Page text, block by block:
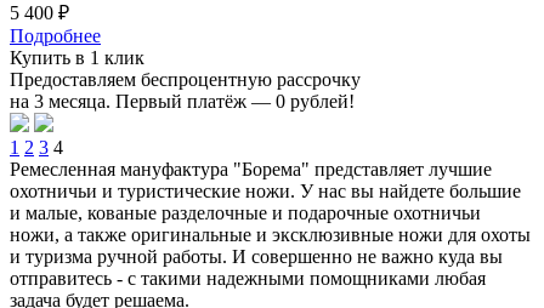
5 400 ₽
Подробнее
Купить в 1 клик
Предоставляем беспроцентную рассрочку
на 3 месяца. Первый платёж — 0 рублей!
1 2 3 4
Ремесленная мануфактура "Борема" представляет лучшие
охотничьи и туристические ножи. У нас вы найдете большие
и малые, кованые разделочные и подарочные охотничьи
ножи, а также оригинальные и эксклюзивные ножи для охоты
и туризма ручной работы. И совершенно не важно куда вы
отправитесь - с такими надежными помощниками любая
задача будет решаема.